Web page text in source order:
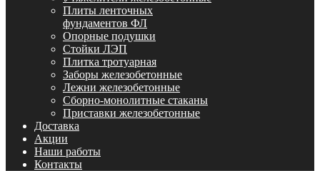
Плиты ленточных
фундаментов ФЛ
Опорные подушки
Стойки ЛЭП
Плитка тротуарная
Заборы железобетонные
Лежни железобетонные
Сборно-монолитные стаканы
Приставки железобетонные
Доставка
Акции
Наши работы
Контакты